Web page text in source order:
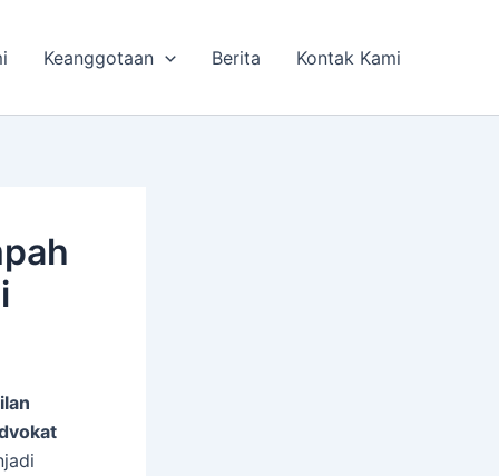
Keanggotaan Berita Kontak Kami